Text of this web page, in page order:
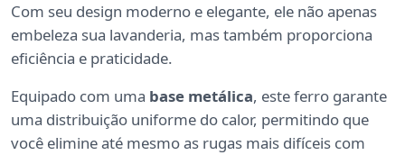
Com seu design moderno e elegante, ele não apenas
embeleza sua lavanderia, mas também proporciona
eficiência e praticidade.
Equipado com uma base metálica, este ferro garante
uma distribuição uniforme do calor, permitindo que
você elimine até mesmo as rugas mais difíceis com